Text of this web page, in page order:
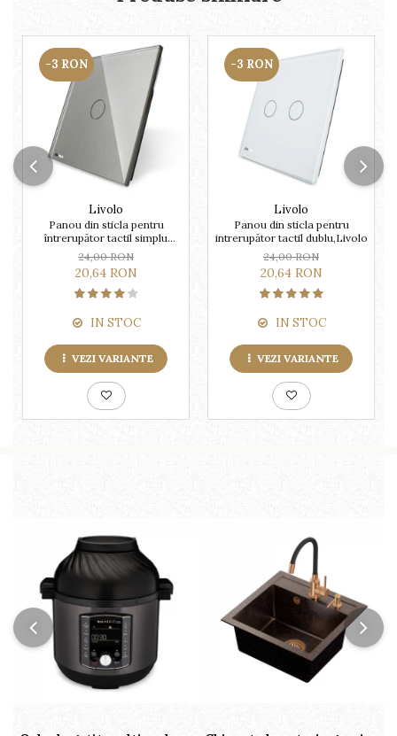
-3 RON
Livolo
Panou din sticla pentru
întrerupător tactil simplu
Livolo
24,00 RON
20,64 RON
IN STOC
VEZI VARIANTE
-3 RON
Livolo
Panou din sticla pentru
intrerupător tactil dublu,Livolo
24,00 RON
20,64 RON
IN STOC
VEZI VARIANTE